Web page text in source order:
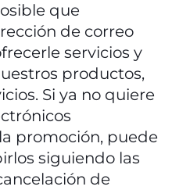
que
de correo
servicios y
productos,
Si ya no quiere
promoción, puede
siguiendo las
de